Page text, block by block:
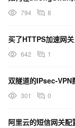
794 8
买了HTTPS加速网
642 1
301 0
阿里云的短信网关配